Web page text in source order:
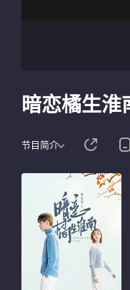
暗恋橘生淮
节目简介